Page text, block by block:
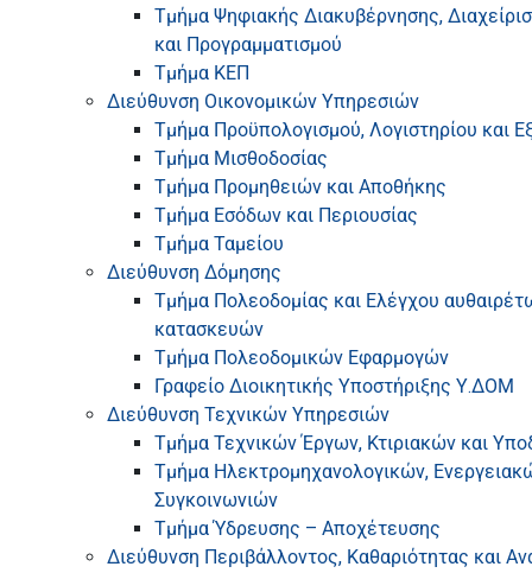
Τμήμα Ψηφιακής Διακυβέρνησης,
και Προγραμματισμού
Τμήμα ΚΕΠ
Διεύθυνση Οικονομικών Υπηρεσιών
Τμήμα Προϋπολογισμού, Λογιστηρίου και
Τμήμα Μισθοδοσίας
Τμήμα Προμηθειών και Αποθήκης
Τμήμα Εσόδων και Περιουσίας
Τμήμα Ταμείου
Διεύθυνση Δόμησης
Τμήμα Πολεοδομίας και Ελέγχου
κατασκευών
Τμήμα Πολεοδομικών Εφαρμογών
Γραφείο Διοικητικής Υποστήριξης Υ.ΔΟΜ
Διεύθυνση Τεχνικών Υπηρεσιών
Τμήμα Τεχνικών Έργων, Κτιριακών και
Τμήμα Ηλεκτρομηχανολογικών,
Συγκοινωνιών
Τμήμα Ύδρευσης – Αποχέτευσης
Διεύθυνση Περιβάλλοντος, Καθαριότητας και